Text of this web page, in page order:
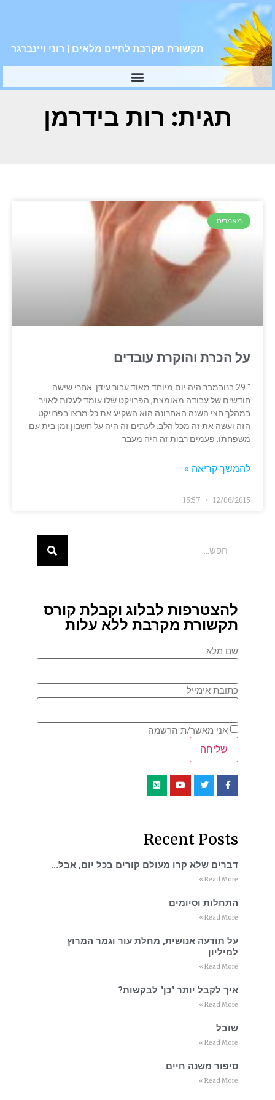
תקשורת מקרבת לחיים מלאים | רוני ויינברגר
תגית: רות בידרמן
מאמרים
על הכרת והוקרת עובדים
" 29 בנובמבר היה יום מיוחד מאוד עבור עידן. אחרי שישה
חודשים של עבודה מאומצת, הפרויקט שלו עומד לעלות לאויר.
במהלך חצי השנה האחרונה הוא השקיע את כל מרצו בפרויקט
הזה ועשה את זה מכל הלב. לעתים זה היה על חשבון זמן בית עם
משפחתו. פעמים רבות זה היה מעבר
להמשך קריאה »
12/06/2015
להצטרפות לבלוג וקבלת קורס
תקשורת מקרבת ללא עלות
שם מלא
כתובת אימייל
אני מאשר/ת הרשמה
Recent Posts
דברים שלא קרו מעולם קורים בכל יום, אבל…
Read More »
התחלות וסיומים
Read More »
על תודעה אנושית, מחלת עור וגמר המרוץ
למיליון
Read More »
איך לקבל יותר "כן" לבקשות?
Read More »
שובל
Read More »
סיפור משנה חיים
Read More »